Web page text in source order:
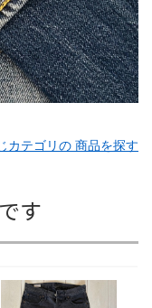
カテゴリの 商品を探す
す